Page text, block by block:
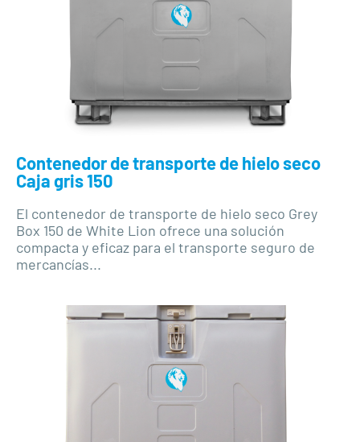
Contenedor de transporte de hielo seco
Caja gris 150
El contenedor de transporte de hielo seco Grey
Box 150 de White Lion ofrece una solución
compacta y eficaz para el transporte seguro de
mercancías...